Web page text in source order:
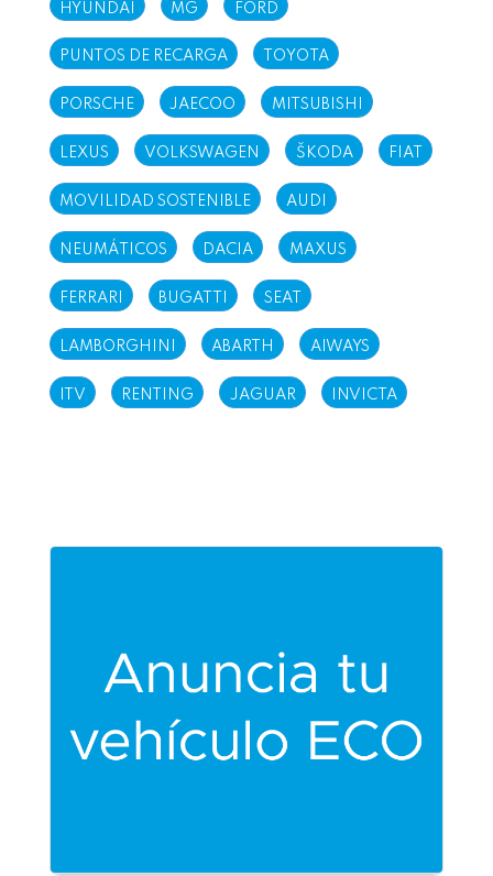
HYUNDAI MG FORD
PUNTOS DE RECARGA TOYOTA
PORSCHE JAECOO MITSUBISHI
LEXUS VOLKSWAGEN ŠKODA FIAT
MOVILIDAD SOSTENIBLE AUDI
NEUMÁTICOS DACIA MAXUS
FERRARI BUGATTI SEAT
LAMBORGHINI ABARTH AIWAYS
ITV RENTING JAGUAR INVICTA